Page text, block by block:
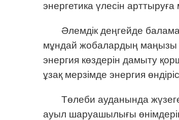
энергетика үлесін арттыруға
Әлемдік деңгейде
мұндай жобалардың
энергия көздерін дамыту
ұзақ мерзімде энергия
Төлеби ауданында
ауыл шаруашылығы